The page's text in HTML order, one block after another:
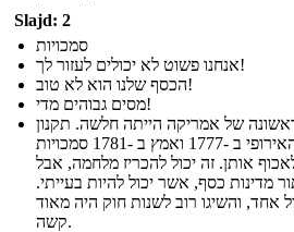
Slajd: 2
סמכויות
אנחנו פשוט לא יכולים לעזור לך!
הכסף שלנו הוא לא טוב!
מסים גבוהים מדי!
של אמריקה הייתה חלשה. תקנון
הקונפדרציה נוצר על ידי הקונגרס האירופי ב -1777 ואמץ ב -1781 סמכויות
אותן. זה יכול להכריז מלחמה, אבל
מדינות כסף, אשר יכול להיות בעייתי.
אחד, והשיגו רוב לשנות חוק היה מאוד
קשה.